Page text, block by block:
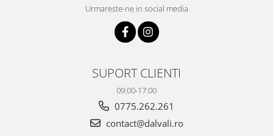
Urmareste-ne in social media
SUPORT CLIENTI
09:00-17:00
0775.262.261
contact@dalvali.ro